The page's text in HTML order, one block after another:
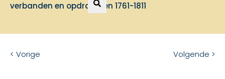
verbanden en opdrachten 1761-1811
< Vorige Volgende >